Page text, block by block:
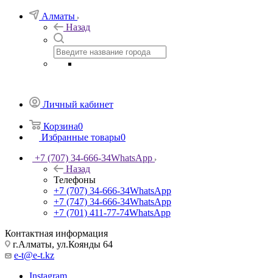
Алматы
Назад
Личный кабинет
Корзина0
Избранные товары0
+7 (707) 34-666-34WhatsApp
Назад
Телефоны
+7 (707) 34-666-34WhatsApp
+7 (747) 34-666-34WhatsApp
+7 (701) 411-77-74WhatsApp
Контактная информация
г.Алматы, ул.Коянды 64
e-t@e-t.kz
Instagram